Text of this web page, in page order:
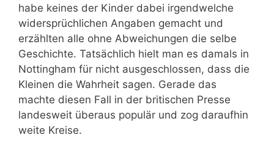
habe keines der Kinder dabei irgendwelche
widersprüchlichen Angaben gemacht und
erzählten alle ohne Abweichungen die selbe
Geschichte. Tatsächlich hielt man es damals in
Nottingham für nicht ausgeschlossen, dass die
Kleinen die Wahrheit sagen. Gerade das
machte diesen Fall in der britischen Presse
landesweit überaus populär und zog daraufhin
weite Kreise.